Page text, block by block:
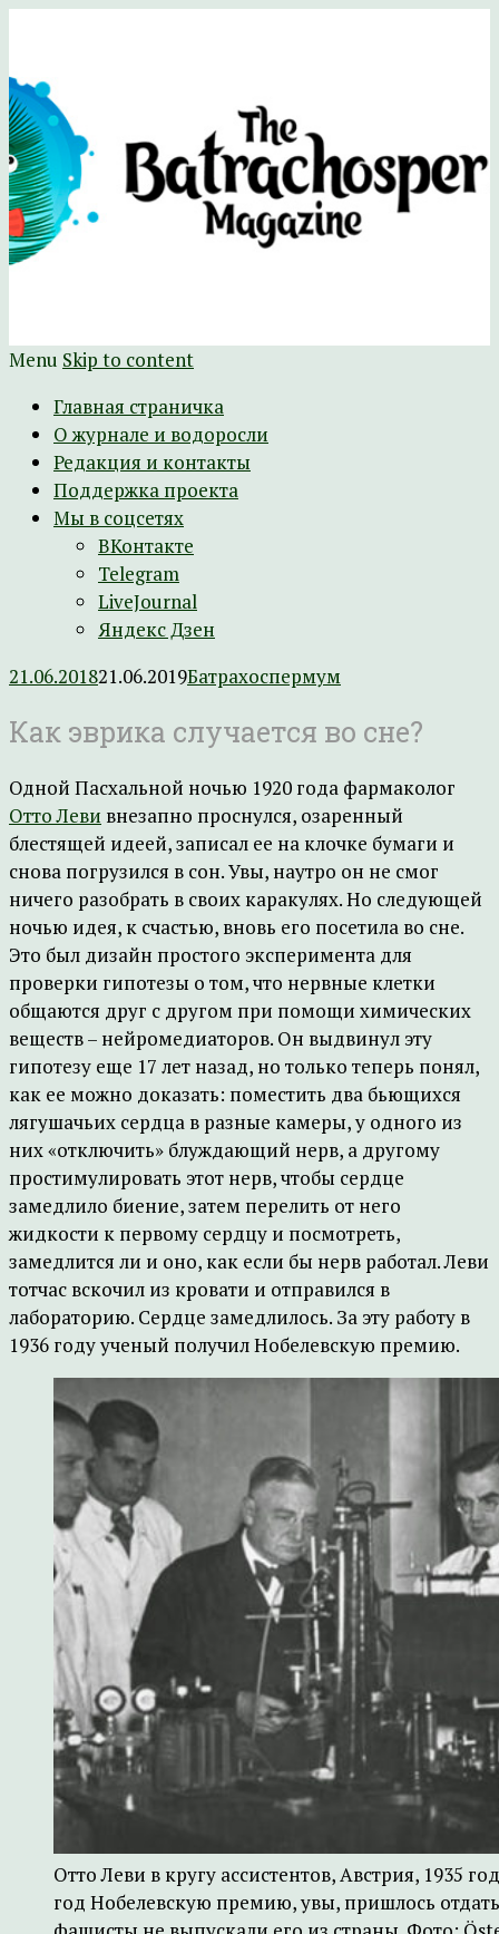
The Batrachospermum Magazine
Батрахоспермум (официальный сайт)
Menu Skip to content
Главная страничка
О журнале и водоросли
Редакция и контакты
Поддержка проекта
Мы в соцсетях
ВКонтакте
Telegram
LiveJournal
Яндекс Дзен
21.06.201821.06.2019Батрахоспермум
Как эврика случается во сне?
Одной Пасхальной ночью 1920 года фармаколог
Отто Леви внезапно проснулся, озаренный
блестящей идеей, записал ее на клочке бумаги и
снова погрузился в сон. Увы, наутро он не смог
ничего разобрать в своих каракулях. Но следующей
ночью идея, к счастью, вновь его посетила во сне.
Это был дизайн простого эксперимента для
проверки гипотезы о том, что нервные клетки
общаются друг с другом при помощи химических
веществ – нейромедиаторов. Он выдвинул эту
гипотезу еще 17 лет назад, но только теперь понял,
как ее можно доказать: поместить два бьющихся
лягушачьих сердца в разные камеры, у одного из
них «отключить» блуждающий нерв, а другому
простимулировать этот нерв, чтобы сердце
замедлило биение, затем перелить от него
жидкости к первому сердцу и посмотреть,
замедлится ли и оно, как если бы нерв работал. Леви
тотчас вскочил из кровати и отправился в
лабораторию. Сердце замедлилось. За эту работу в
1936 году ученый получил Нобелевскую премию.
Отто Леви в кругу ассистентов, Австрия, 1935
год Нобелевскую премию, увы, пришлось